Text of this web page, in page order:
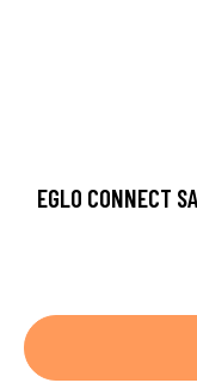
EGLO CONNECT